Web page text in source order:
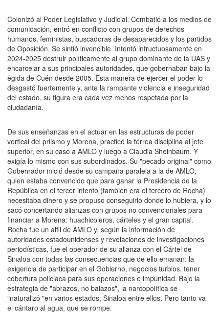
Colonizó al Poder Legislativo y Judicial. Combatió a los medios de
comunicación, entró en conflicto con grupos de derechos
humanos, feministas, buscadoras de desaparecidos y los partidos
de Oposición. Se sintió invencible. Intentó infructuosamente en
2024-2025 destruir políticamente al grupo dominante de la UAS y
encarcelar a sus principales autoridades, que gobernaban bajo la
égida de Cuén desde 2005. Esta manera de ejercer el poder lo
desgastó fuertemente y, ante la rampante violencia e inseguridad
del estado, su figura era cada vez menos respetada por la
ciudadanía.
De sus enseñanzas en el actuar en las estructuras de poder
vertical del priismo y Morena, practicó la férrea disciplina al jefe
superior, en su caso a AMLO y luego a Claudia Sheinbaum. Y
exigía lo mismo con sus subordinados. Su "pecado original" como
Gobernador inició desde su campaña paralela a la de AMLO,
quien estaba convencido que para ganar la Presidencia de la
República en el tercer intento (también era el tercero de Rocha)
necesitaba dinero y se propuso conseguirlo donde lo hubiera, y lo
sacó concertando alianzas con grupos no convencionales para
financiar a Morena: huachicoleros, cárteles y el gran capital.
Rocha fue un alfil de AMLO y, según la información de
autoridades estadounidenses y revelaciones de investigaciones
periodísticas, fue el operador de su alianza con el Cártel de
Sinaloa con todas las consecuencias que de ello emanan: la
exigencia de participar en el Gobierno, negocios turbios, tener
cobertura policiaca para sus operaciones e impunidad. Bajo la
estrategia de "abrazos, no balazos", la narcopolítica se
"naturalizó "en varios estados, Sinaloa entre ellos. Pero tanto va
el cántaro al agua, que se rompe.